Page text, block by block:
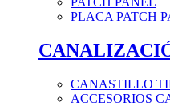
PLACA PATCH
CANASTILLO
ACCESORIOS